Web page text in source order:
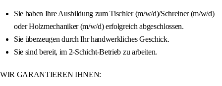
Sie haben Ihre Ausbildung zum Tischler (m/w/d)/Schreiner (m/w/d)
oder Holzmechaniker (m/w/d) erfolgreich abgeschlossen.
Sie überzeugen durch Ihr handwerkliches Geschick.
Sie sind bereit, im 2-Schicht-Betrieb zu arbeiten.
WIR GARANTIEREN IHNEN: